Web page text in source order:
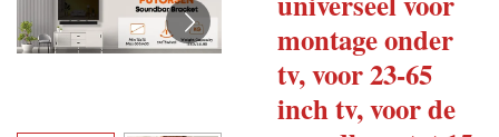
montage onder
tv, voor 23-65
inch tv, voor de